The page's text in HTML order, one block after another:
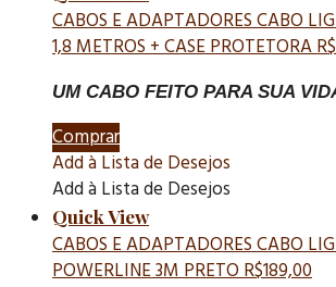
CABOS E ADAPTADORESCABO
1,8 METROS + CASE PROTETORAR$
UM CABO FEITO PARA SUA
Comprar
Add à Lista de Desejos
Add à Lista de Desejos
Quick View
CABOS E ADAPTADORESCABO
POWERLINE 3M PRETOR$189,00